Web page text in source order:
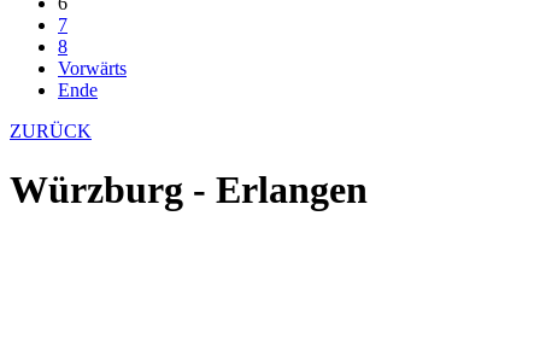
7
8
Vorwärts
Ende
ZURÜCK
Würzburg - Erlangen